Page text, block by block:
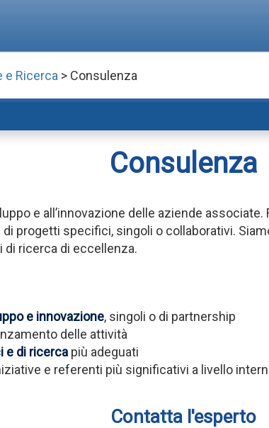
e Ricerca > Consulenza
Consulenza
e all’innovazione delle aziende
progetti specifici, singoli o collaborativi.
di ricerca di eccellenza.
e innovazione, singoli o di partnership
delle attività
e di ricerca più adeguati
e referenti più significativi a livello
Contatta l'esperto